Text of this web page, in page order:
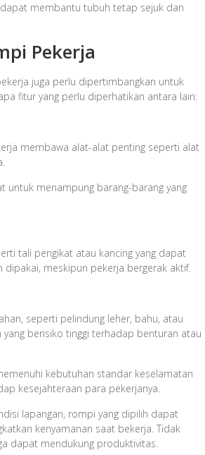
membantu tubuh tetap sejuk dan
Pekerja
juga perlu dipertimbangkan untuk
fitur yang perlu diperhatikan antara lain:
membawa alat-alat penting seperti alat
untuk menampung barang-barang yang
tali pengikat atau kancing yang dapat
meskipun pekerja bergerak aktif.
seperti pelindung leher, bahu, atau
berisiko tinggi terhadap benturan atau
kebutuhan standar keselamatan
kesejahteraan para pekerjanya.
lapangan, rompi yang dipilih dapat
kenyamanan saat bekerja. Tidak
dapat mendukung produktivitas.